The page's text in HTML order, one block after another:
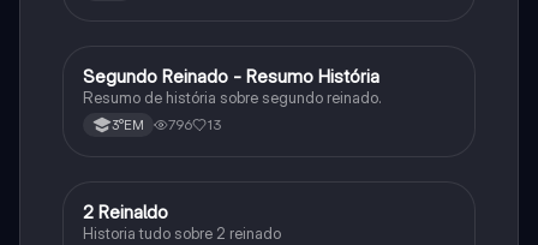
História
Segundo Reinado - Resumo História
Resumo de história sobre segundo reinado.
3°EM 796 13
História
2 Reinaldo
Historia tudo sobre 2 reinado